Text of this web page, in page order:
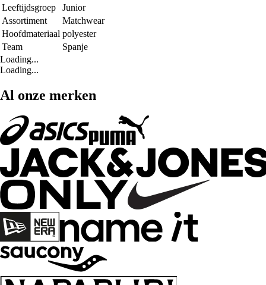
Leeftijdsgroep
Junior
Assortiment
Matchwear
Hoofdmateriaal polyester
Team
Spanje
Loading...
Loading...
Al onze merken